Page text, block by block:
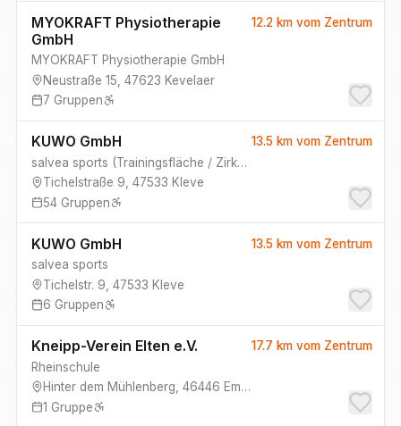
MYOKRAFT Physiotherapie
GmbH
MYOKRAFT Physiotherapie GmbH
Neustraße 15 47623 Kevelaer
7 Gruppen
12.2 kmvom Zentrum
KUWO GmbH
salvea sports (Trainingsfläche / Zirkel, Kursraum 2, Kursraum 4, Kursraum 1, Kursraum 5
Tichelstraße 9 47533 Kleve
54 Gruppen
13.5 kmvom Zentrum
KUWO GmbH
salvea sports
Tichelstr. 9 47533 Kleve
6 Gruppen
13.5 kmvom Zentrum
Kneipp-Verein Elten e.V.
Rheinschule
Hinter dem Mühlenberg 46446 Emmerich am Rhein
1 Gruppe
17.7 kmvom Zentrum